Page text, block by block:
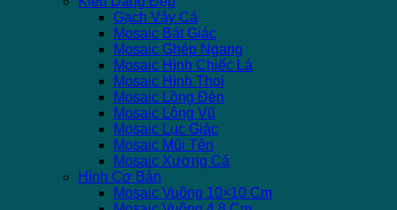
Gạch Vảy Cá
Mosaic Bát Giác
Mosaic Ghép Ngang
Mosaic Hình Chiếc Lá
Mosaic Hình Thoi
Mosaic Lồng Đèn
Mosaic Lông Vũ
Mosaic Lục Giác
Mosaic Mũi Tên
Mosaic Xương Cá
Hình Cơ Bản
Mosaic Vuông 10×10 Cm